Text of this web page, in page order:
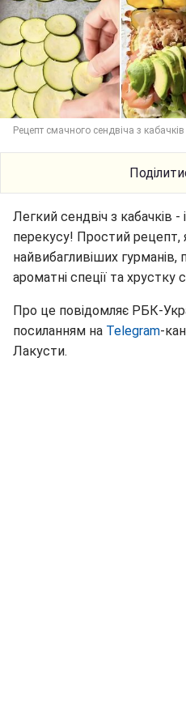
Рецепт смачного сендвіча з
Легкий сендвіч з кабачків -
перекусу! Простий рецепт,
найвибагливіших гурманів,
ароматні спеції та хрустку
Про це повідомляє РБК-
посиланням на Telegram-
Лакусти.